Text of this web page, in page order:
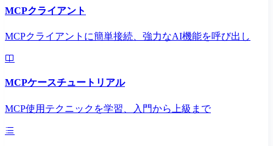
MCPクライアント
MCPクライアントに簡単接続、強力なAI機能を呼び出し
MCPケースチュートリアル
MCP使用テクニックを学習、入門から上級まで